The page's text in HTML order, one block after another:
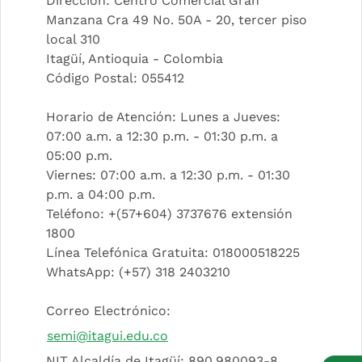
Manzana Cra 49 No. 50A - 20, tercer piso
local 310
Itagüí, Antioquia - Colombia
Código Postal: 055412
Horario de Atención: Lunes a Jueves:
07:00 a.m. a 12:30 p.m. - 01:30 p.m. a
05:00 p.m.
Viernes: 07:00 a.m. a 12:30 p.m. - 01:30
p.m. a 04:00 p.m.
Teléfono: +(57+604) 3737676 extensión
1800
Línea Telefónica Gratuita: 018000518225
WhatsApp: (+57) 318 2403210
Correo Electrónico:
semi@itagui.edu.co